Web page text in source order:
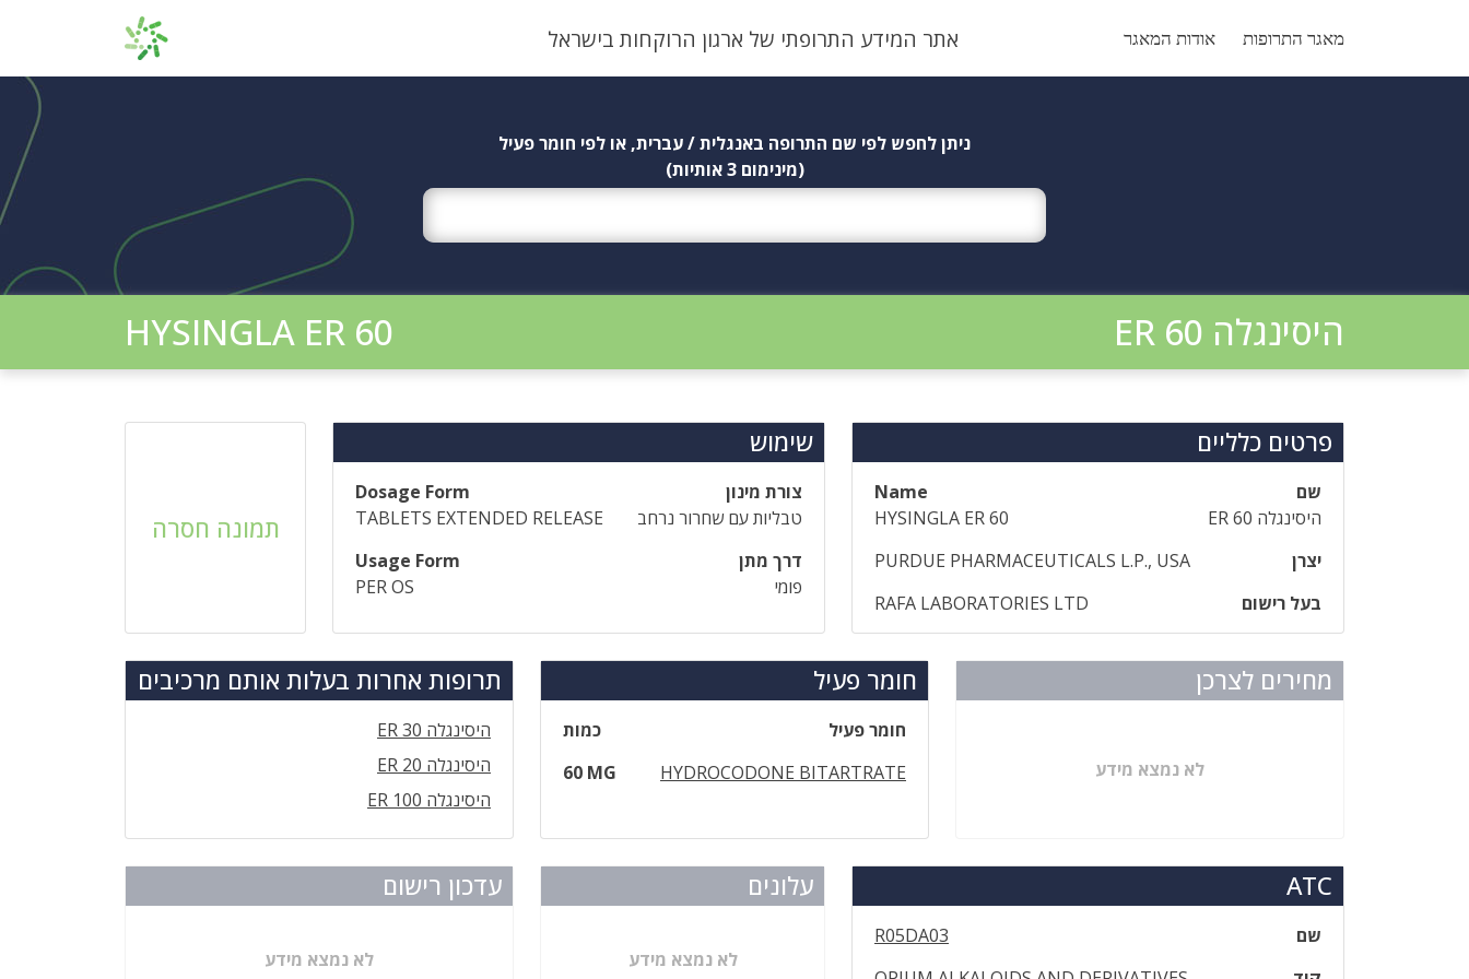
מאגר התרופות אודות המאגר אתר המידע התרופתי של ארגון הרוקחות בישראל
ניתן לחפש לפי שם התרופה באנגלית / עברית, או לפי חומר פעיל
(מינימום 3 אותיות)
היסינגלה ER 60 HYSINGLA ER 60
פרטים כלליים
שם
Name
היסינגלה ER 60
HYSINGLA ER 60
יצרן
PURDUE PHARMACEUTICALS L.P., USA
בעל רישום
RAFA LABORATORIES LTD
שימוש
צורת מינון
Dosage Form
טבליות עם שחרור נרחב
TABLETS EXTENDED RELEASE
דרך מתן
Usage Form
פומי
PER OS
תמונה חסרה
מחירים לצרכן
לא נמצא מידע
חומר פעיל
חומר פעיל
כמות
HYDROCODONE BITARTRATE
60 MG
תרופות אחרות בעלות אותם מרכיבים
היסינגלה ER 30
היסינגלה ER 20
היסינגלה ER 100
ATC
שם
R05DA03
עלונים
לא נמצא מידע
עדכון רישום
לא נמצא מידע